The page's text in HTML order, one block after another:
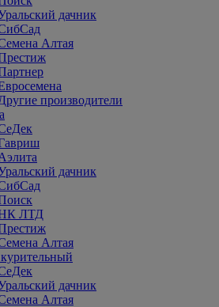
дачник
Алтая
Другие производители
дачник
ЛТД
Алтая
дачник
Алтая